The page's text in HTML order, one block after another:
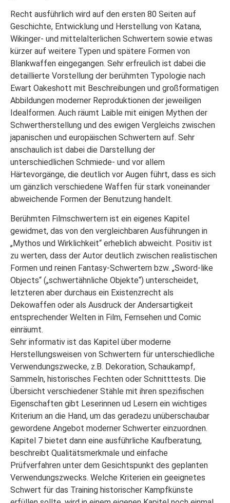
Recht ausführlich wird auf den ersten 80 Seiten auf
Geschichte, Entwicklung und Herstellung von Katana,
Wikinger- und mittelalterlichen Schwertern sowie etwas
kürzer auf weitere Typen und spätere Formen von
Blankwaffen eingegangen. Sehr erfreulich ist dabei die
detaillierte Vorstellung der berühmten Typologie nach
Ewart Oakeshott mit Beschreibungen und großformatigen
Abbildungen moderner Reproduktionen der jeweiligen
Idealformen. Auch räumt Laible mit einigen Mythen der
Schwertherstellung und des ewigen Vergleichs zwischen
japanischen und europäischen Schwertern auf. Sehr
anschaulich ist dabei die Darstellung der
unterschiedlichen Schmiede- und vor allem
Härtevorgänge, die deutlich vor Augen führt, dass es sich
um gänzlich verschiedene Waffen für stark voneinander
abweichende Formen der Benutzung handelt.
Berühmten Filmschwertern ist ein eigenes Kapitel
gewidmet, das von den vergleichbaren Ausführungen in
„Mythos und Wirklichkeit“ erheblich abweicht. Positiv ist
zu werten, dass der Autor deutlich zwischen realistischen
Formen und reinen Fantasy-Schwertern bzw. „Sword-like
Objects“ („schwertähnliche Objekte“) unterscheidet,
letzteren aber durchaus ein Existenzrecht als
Dekowaffen oder als Ausdruck der Andersartigkeit
entsprechender Welten in Film, Fernsehen und Comic
einräumt.
Sehr informativ ist das Kapitel über moderne
Herstellungsweisen von Schwertern für unterschiedliche
Verwendungszwecke, z.B. Dekoration, Schaukampf,
Sammeln, historisches Fechten oder Schnitttests. Die
Übersicht verschiedener Stähle mit ihren spezifischen
Eigenschaften gibt Leserinnen ud Lesern ein wichtiges
Kriterium an die Hand, um das geradezu unüberschaubar
gewordene Angebot moderner Schwerter einzuordnen.
Kapitel 7 bietet dann eine ausführliche Kaufberatung,
beschreibt Qualitätsmerkmale und einfache
Prüfverfahren unter dem Gesichtspunkt des geplanten
Verwendungszwecks. Welche Kriterien ein geeignetes
Schwert für das Training historischer Kampfkünste